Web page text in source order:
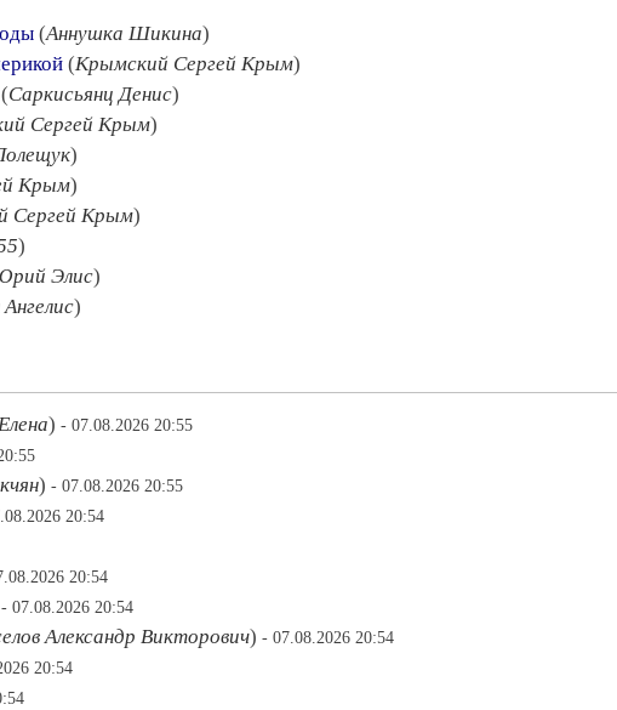
(Аннушка Шикина)
(Крымский Сергей Крым)
(Саркисьянц Денис)
Сергей Крым)
)
Крым)
Сергей Крым)
)
Элис)
)
) - 07.08.2026 20:55
) - 07.08.2026 20:55
20:54
20:54
- 07.08.2026 20:54
Александр Викторович) - 07.08.2026 20:54
20:54